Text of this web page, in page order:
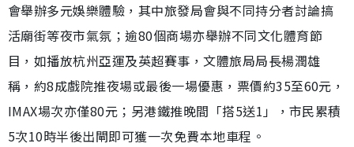
會舉辦多元娛樂體驗，其中旅發局會與不同持分者討論搞
活廟街等夜市氣氛；逾80個商場亦舉辦不同文化體育節
目，如播放杭州亞運及英超賽事，文體旅局局長楊潤雄
稱，約8成戲院推夜場或最後一場優惠，票價約35至60元，
IMAX場次亦僅80元；另港鐵推晚間「搭5送1」，市民累積
5次10時半後出閘即可獲一次免費本地車程。